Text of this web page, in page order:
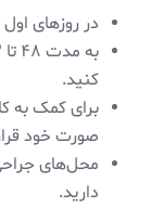
در روزهای
کنید.
برای کمک به
صورت خود
محل‌های
دارید.